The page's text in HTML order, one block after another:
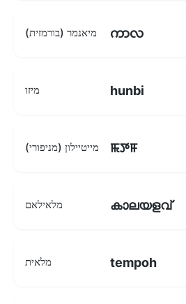
מיאנמר (בורמזית) ကာလ
מיזו hunbi
מייטיילון (מניפורי) ꯃꯇꯝ
מלאילאם കാലയളവ്
מלאית tempoh